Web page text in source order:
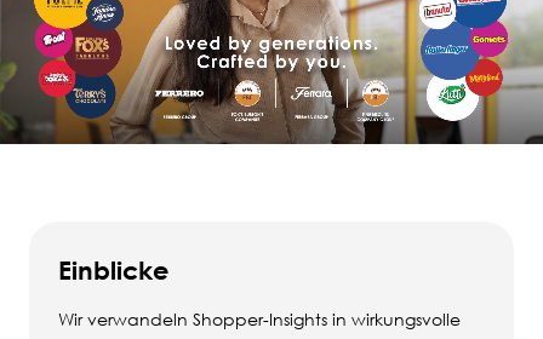
Einblicke
Wir verwandeln Shopper-Insights in wirkungsvolle